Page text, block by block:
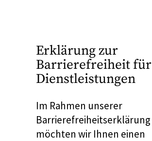
Erklärung zur
Barrierefreiheit für
Dienstleistungen
Im Rahmen unserer
Barrierefreiheitserklärung
möchten wir Ihnen einen